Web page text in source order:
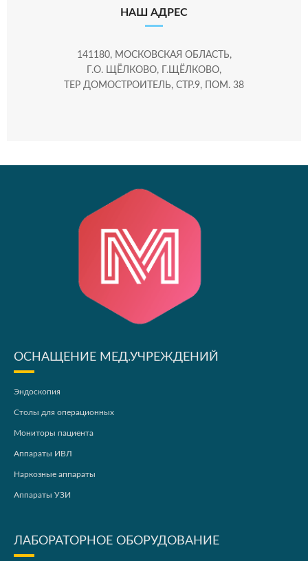
НАШ АДРЕС
141180, МОСКОВСКАЯ ОБЛАСТЬ,
Г.О. ЩЁЛКОВО, Г.ЩЁЛКОВО,
ТЕР ДОМОСТРОИТЕЛЬ, СТР.9, ПОМ. 38
ОСНАЩЕНИЕ МЕД.УЧРЕЖДЕНИЙ
Эндоскопия
Столы для операционных
Мониторы пациента
Аппараты ИВЛ
Наркозные аппараты
Аппараты УЗИ
ЛАБОРАТОРНОЕ ОБОРУДОВАНИЕ